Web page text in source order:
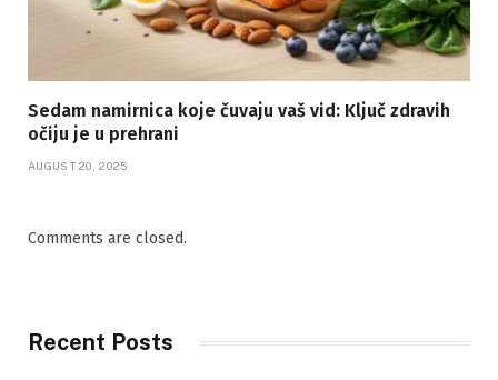
Sedam namirnica koje čuvaju vaš vid: Ključ zdravih
očiju je u prehrani
AUGUST 20, 2025
Comments are closed.
Recent Posts